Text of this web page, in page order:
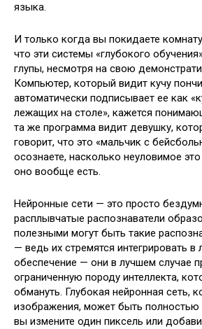
языка.
И только когда вы покидаете
что эти системы «глубокого
глупы, несмотря на свою
Компьютер, который видит кучу
автоматически подписывает ее как
лежащих на столе», кажется
та же программа видит девушку,
говорит, что это «мальчик с
осознаете, насколько неуловимое
оно вообще есть.
Нейронные сети — это просто
расплывчатые распознаватели
полезными могут быть такие
— ведь их стремятся интегрировать
обеспечение — они в лучшем случае
ограниченную породу интеллекта,
обмануть. Глубокая нейронная сеть,
изображения, может быть полностью
вы измените один пиксель или